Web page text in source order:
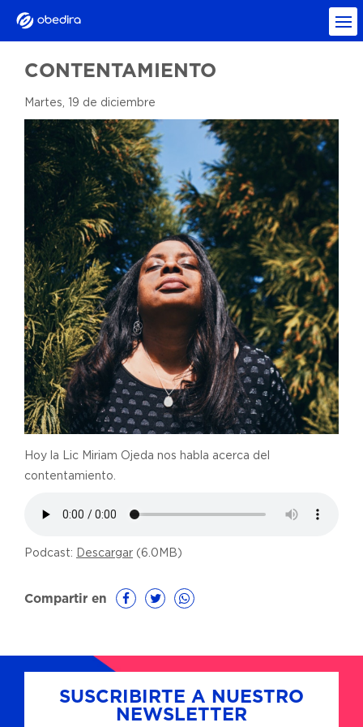
CONTENTAMIENTO
Martes, 19 de diciembre
Hoy la Lic Miriam Ojeda nos habla acerca del
contentamiento.
Podcast: Descargar (6.0MB)
Compartir en
SUSCRIBIRTE A NUESTRO
NEWSLETTER